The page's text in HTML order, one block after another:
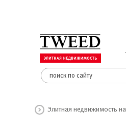
Элитная недвижимость